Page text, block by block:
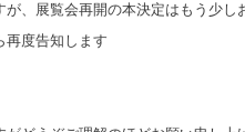
が、展覧会再開の本決定はもう少し
再度告知します